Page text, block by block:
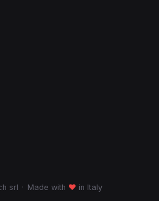
srl · Made with ♥ in Italy